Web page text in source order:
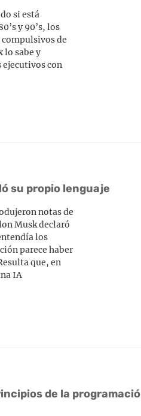
si está
y 90’s, los
de
lo sabe y
ejecutivos con
su propio lenguaje
notas de
Musk declaró
los
parece haber
que, en
IA
de la